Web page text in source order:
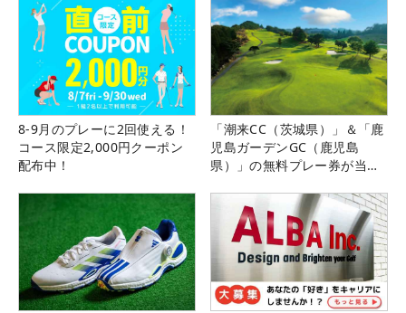
8-9月のプレーに2回使える！
コース限定2,000円クーポン
配布中！
「潮来CC（茨城県）」＆「鹿
児島ガーデンGC（鹿児島
県）」の無料プレー券が当た